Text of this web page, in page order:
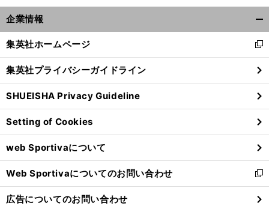
企業情報
閉
る
集英社ホームページ
新
し
い
ウ
ィ
ン
ド
ウ
で
開
く
集英社プライバシーガイドライン
SHUEISHA Privacy Guideline
Setting of Cookies
web Sportivaについて
Web Sportivaについてのお問い合わせ
新
し
い
広告についてのお問い合わせ